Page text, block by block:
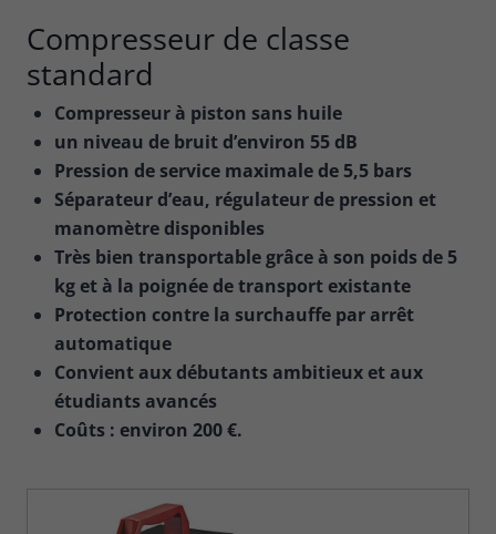
Compresseur de classe
standard
Compresseur à piston sans huile
un niveau de bruit d’environ 55 dB
Pression de service maximale de 5,5 bars
Séparateur d’eau, régulateur de pression et
manomètre disponibles
Très bien transportable grâce à son poids de 5
kg et à la poignée de transport existante
Protection contre la surchauffe par arrêt
automatique
Convient aux débutants ambitieux et aux
étudiants avancés
Coûts : environ 200 €.